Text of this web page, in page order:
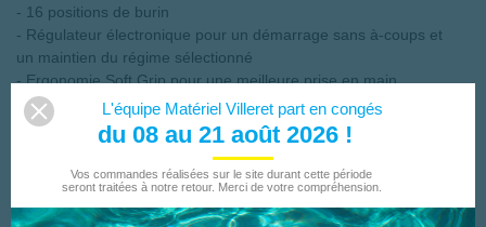
- 16 positions de burin
- Régulateur électronique pour un démarrage sans à-coups et
un maintien du régime sélectionné
- Ergonomie Soft Grip pour une meilleure prise en main
- Charbons auto-rupteurs
- Protection du sélecteur en aluminium
- Robuste dotée d'un très bon rapport poids/puissance
- Témoin lumineux
Caractéristiques:
L'équipe Matériel Villeret part en congés
du 08 au 21 août 2026 !
Vos commandes réalisées sur le site durant cette période
seront traitées à notre retour. Merci de votre compréhension.